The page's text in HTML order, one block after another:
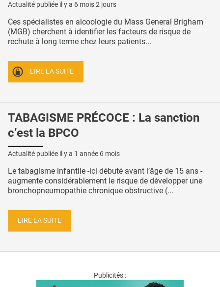
Actualité publiée il y a 6 mois 2 jours
Ces spécialistes en alcoologie du Mass General Brigham
(MGB) cherchent à identifier les facteurs de risque de
rechute à long terme chez leurs patients...
LIRE LA SUITE
TABAGISME PRÉCOCE : La sanction
c’est la BPCO
Actualité publiée il y a 1 année 6 mois
Le tabagisme infantile -ici débuté avant l’âge de 15 ans -
augmente considérablement le risque de développer une
bronchopneumopathie chronique obstructive (...
LIRE LA SUITE
Publicités :